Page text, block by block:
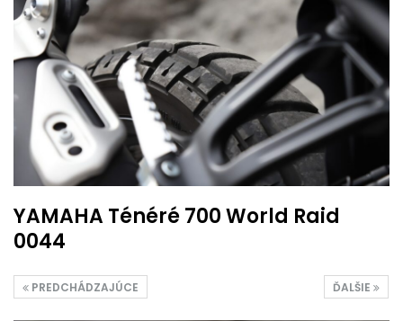
YAMAHA Ténéré 700 World Raid
0044
ĎALŠIE
PREDCHÁDZAJÚCE